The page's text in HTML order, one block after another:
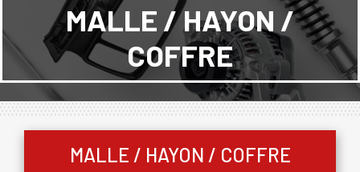
MALLE / HAYON /
COFFRE
MALLE / HAYON / COFFRE